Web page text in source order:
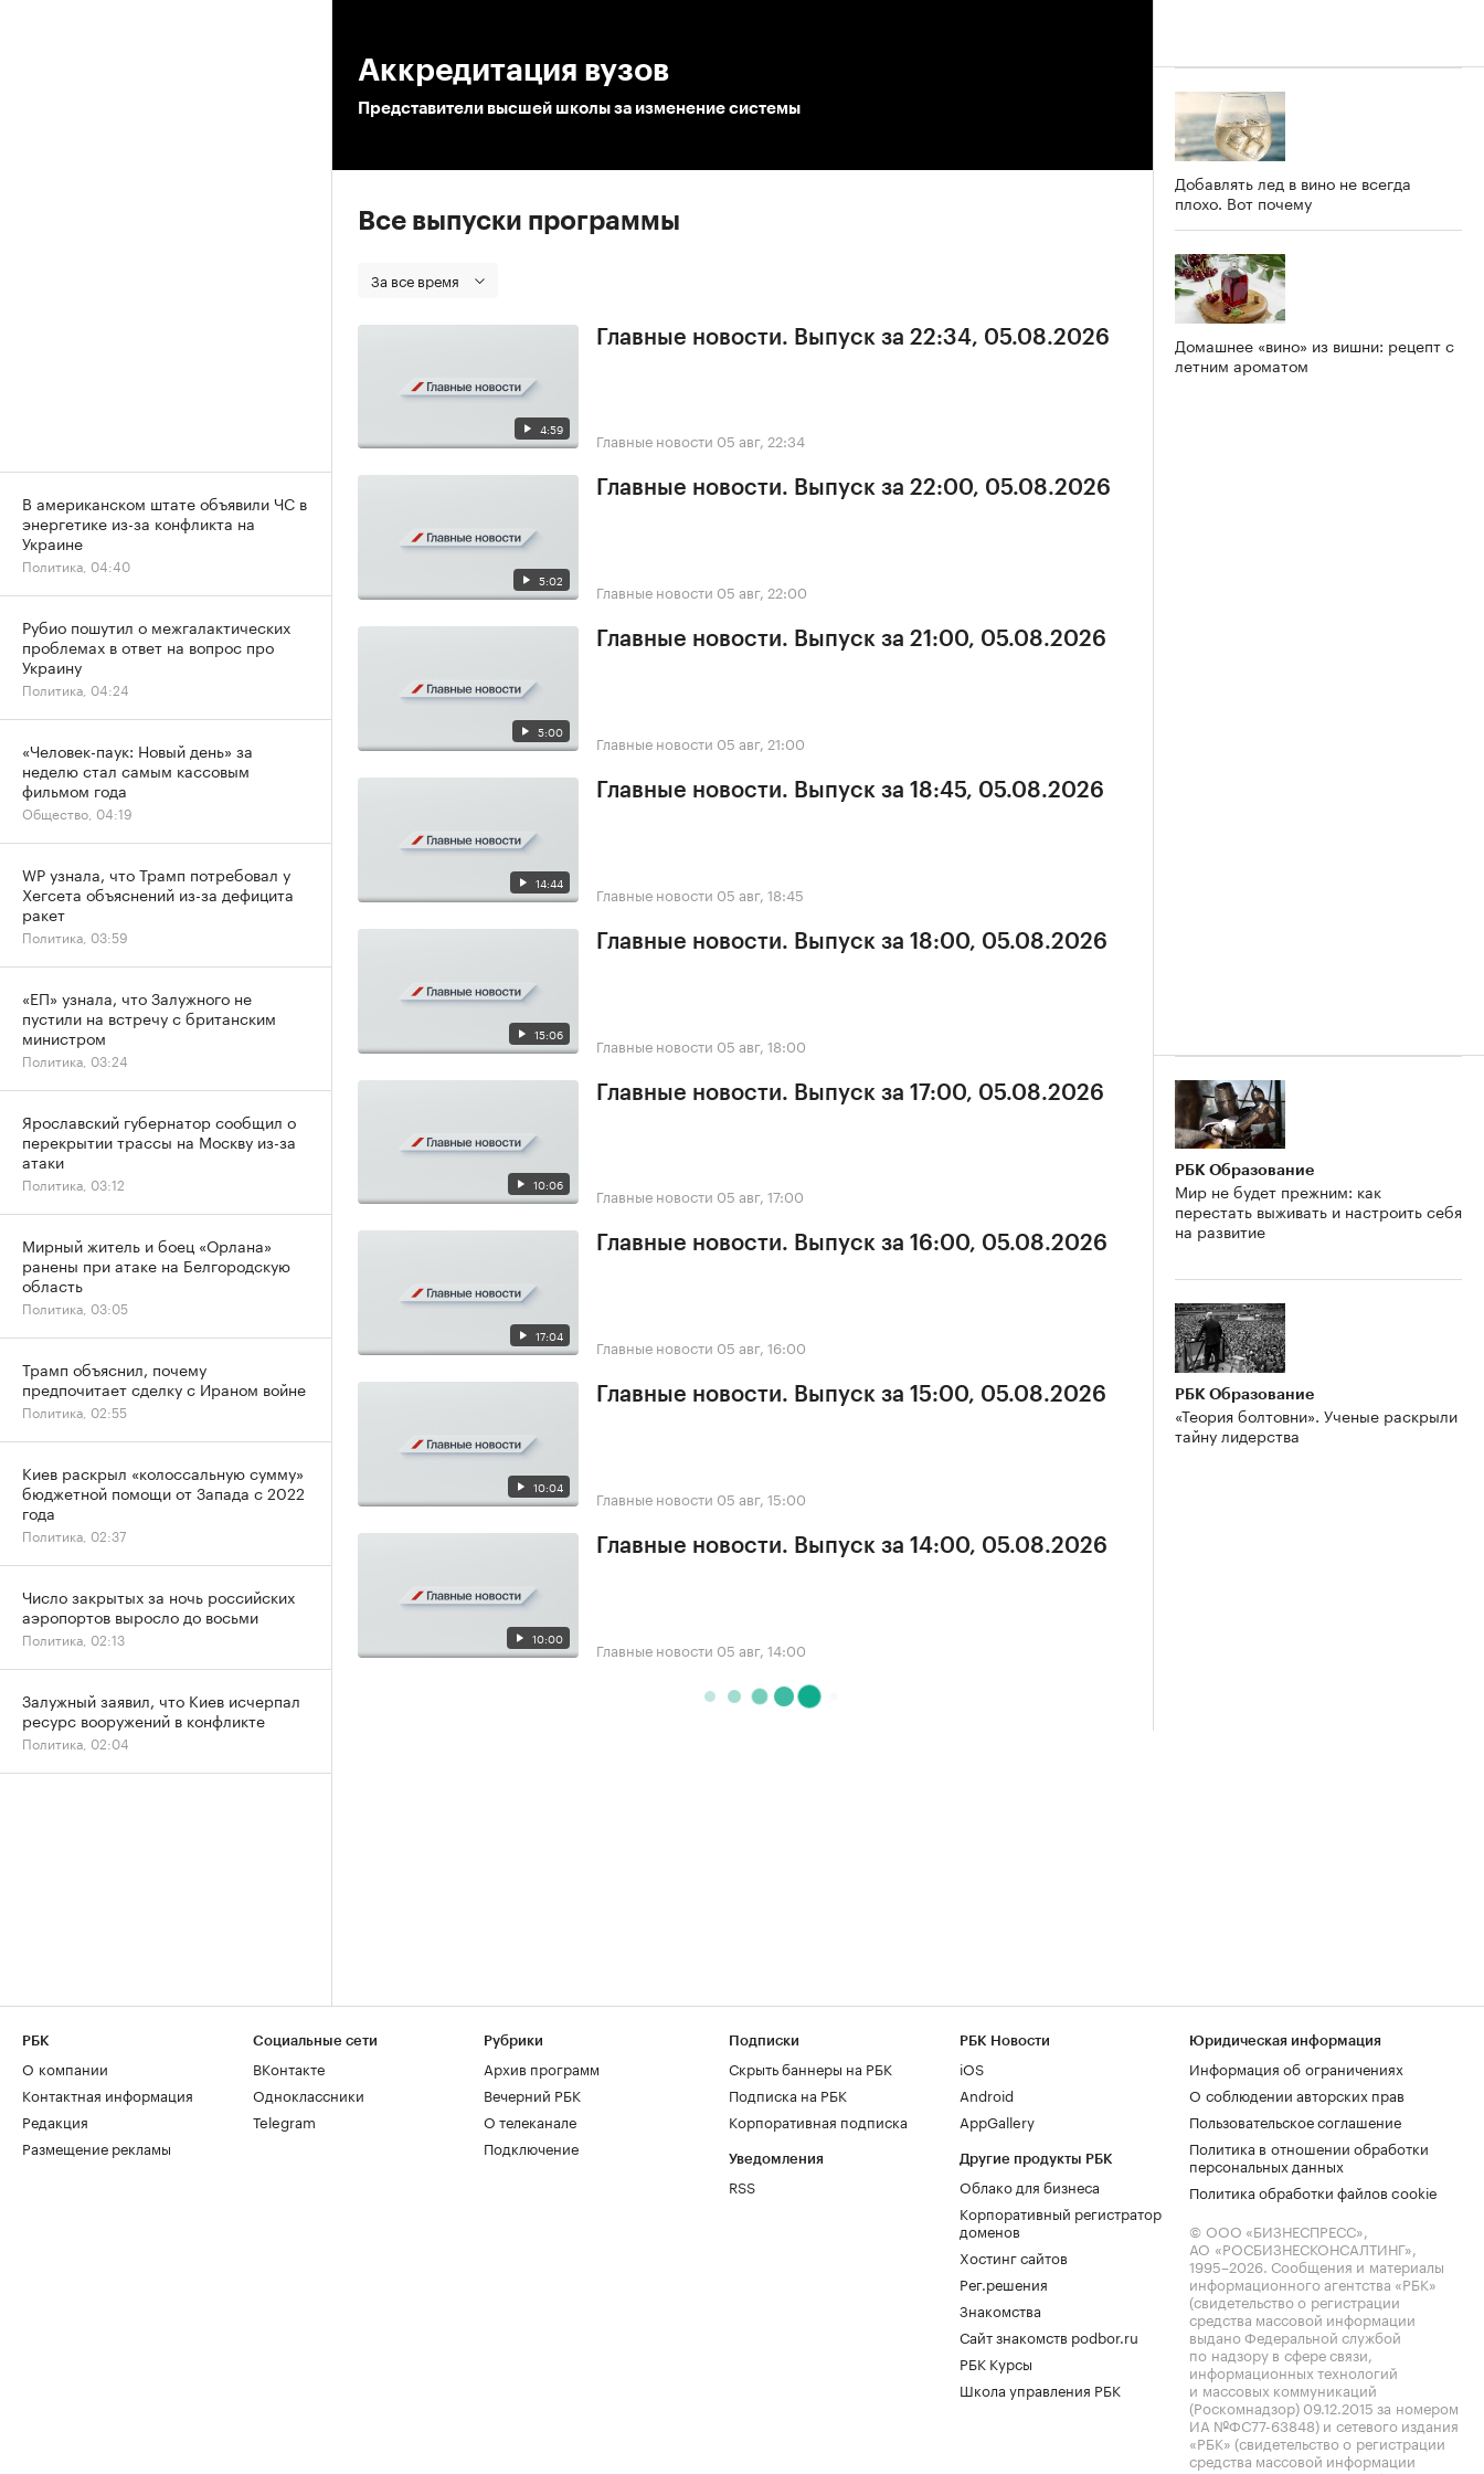
Аккредитация вузов
Представители высшей школы за изменение системы
Все выпуски программы
За все время
4:59
Главные новости. Выпуск за 22:34, 05.08.2026
Главные новости 05 авг, 22:34
5:02
Главные новости. Выпуск за 22:00, 05.08.2026
Главные новости 05 авг, 22:00
5:00
Главные новости. Выпуск за 21:00, 05.08.2026
Главные новости 05 авг, 21:00
14:44
Главные новости. Выпуск за 18:45, 05.08.2026
Главные новости 05 авг, 18:45
15:06
Главные новости. Выпуск за 18:00, 05.08.2026
Главные новости 05 авг, 18:00
10:06
Главные новости. Выпуск за 17:00, 05.08.2026
Главные новости 05 авг, 17:00
17:04
Главные новости. Выпуск за 16:00, 05.08.2026
Главные новости 05 авг, 16:00
10:04
Главные новости. Выпуск за 15:00, 05.08.2026
Главные новости 05 авг, 15:00
10:00
Главные новости. Выпуск за 14:00, 05.08.2026
Главные новости 05 авг, 14:00
Добавлять лед в вино не всегда
плохо. Вот почему
Домашнее «вино» из вишни: рецепт с
летним ароматом
РБК Образование
Мир не будет прежним: как
перестать выживать и настроить себя
на развитие
РБК Образование
«Теория болтовни». Ученые раскрыли
тайну лидерства
В американском штате объявили ЧС в
энергетике из-за конфликта на
Украине
Политика, 04:40
Рубио пошутил о межгалактических
проблемах в ответ на вопрос про
Украину
Политика, 04:24
«Человек-паук: Новый день» за
неделю стал самым кассовым
фильмом года
Общество, 04:19
WP узнала, что Трамп потребовал у
Хегсета объяснений из-за дефицита
ракет
Политика, 03:59
«ЕП» узнала, что Залужного не
пустили на встречу с британским
министром
Политика, 03:24
Ярославский губернатор сообщил о
перекрытии трассы на Москву из-за
атаки
Политика, 03:12
Мирный житель и боец «Орлана»
ранены при атаке на Белгородскую
область
Политика, 03:05
Трамп объяснил, почему
предпочитает сделку с Ираном войне
Политика, 02:55
Киев раскрыл «колоссальную сумму»
бюджетной помощи от Запада с 2022
года
Политика, 02:37
Число закрытых за ночь российских
аэропортов выросло до восьми
Политика, 02:13
Залужный заявил, что Киев исчерпал
ресурс вооружений в конфликте
Политика, 02:04
РБК
О компании
Контактная информация
Редакция
Размещение рекламы
Социальные сети
ВКонтакте
Одноклассники
Telegram
Рубрики
Архив программ
Вечерний РБК
О телеканале
Подключение
Подписки
Скрыть баннеры на РБК
Подписка на РБК
Корпоративная подписка
Уведомления
RSS
РБК Новости
iOS
Android
AppGallery
Другие продукты РБК
Облако для бизнеса
Корпоративный регистратор
доменов
Хостинг сайтов
Рег.решения
Знакомства
Сайт знакомств podbor.ru
РБК Курсы
Школа управления РБК
Юридическая информация
Информация об ограничениях
О соблюдении авторских прав
Пользовательское соглашение
Политика в отношении обработки
персональных данных
Политика обработки файлов cookie
© ООО «БИЗНЕСПРЕСС»,
АО «РОСБИЗНЕСКОНСАЛТИНГ»,
1995–2026. Сообщения и материалы
информационного агентства «РБК»
(свидетельство о регистрации
средства массовой информации
выдано Федеральной службой
по надзору в сфере связи,
информационных технологий
и массовых коммуникаций
(Роскомнадзор) 09.12.2015 за номером
ИА №ФС77-63848) и сетевого издания
«РБК» (свидетельство о регистрации
средства массовой информации